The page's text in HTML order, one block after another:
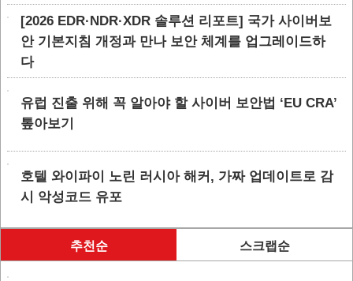
[2026 EDR·NDR·XDR 솔루션 리포트] 국가 사이버보
안 기본지침 개정과 만나 보안 체계를 업그레이드하
다
유럽 진출 위해 꼭 알아야 할 사이버 보안법 ‘EU CRA’
톺아보기
호텔 와이파이 노린 러시아 해커, 가짜 업데이트로 감
시 악성코드 유포
추천순 스크랩순